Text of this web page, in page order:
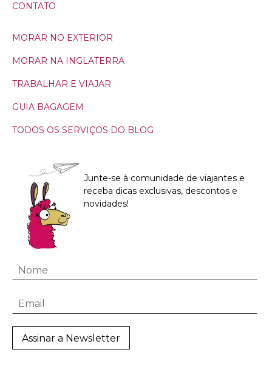
CONTATO
MORAR NO EXTERIOR
MORAR NA INGLATERRA
TRABALHAR E VIAJAR
GUIA BAGAGEM
TODOS OS SERVIÇOS DO BLOG
Junte-se à comunidade de viajantes e
receba dicas exclusivas, descontos e
novidades!